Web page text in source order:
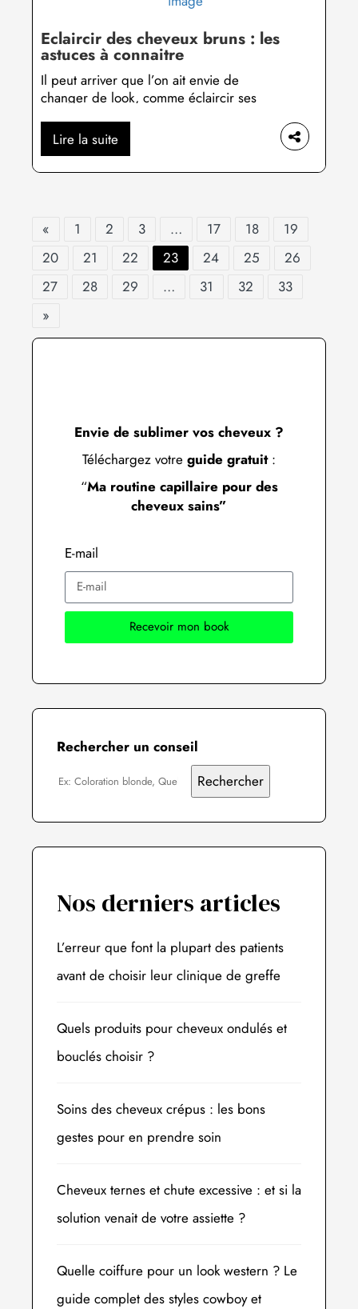
mais encore faut-il être vigilant…Si […]
Eclaircir des cheveux bruns : les
astuces à connaitre
Il peut arriver que l’on ait envie de
changer de look, comme éclaircir ses
majoritairement le cas chez les
personnes arborant une chevelure brune
voire très brune… Mais bonne nouvelle,
se renseigner sur les méthodes […]
Lire la suite
« 1 2 3 … 17 18
19
20
21 22 23 24 25
26
27
28 29 … 31 32
33
»
Envie de sublimer vos cheveux ?
Téléchargez votre guide gratuit:
“Ma routine capillaire pour des
cheveux sains”
E-mail
Recevoir mon book
Rechercher un conseil
Rechercher
Nos derniers articles
L’erreur que font la plupart des patients
avant de choisir leur clinique de greffe
Quels produits pour cheveux ondulés et
bouclés choisir ?
Soins des cheveux crépus : les bons
gestes pour en prendre soin
Cheveux ternes et chute excessive : et si la
solution venait de votre assiette ?
Quelle coiffure pour un look western ? Le
guide complet des styles cowboy et